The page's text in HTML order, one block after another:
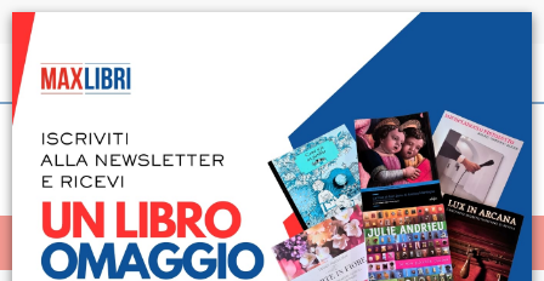
Spedizione in 24h per tutti i libri disponibili
Italiano
< Home
MENÙ